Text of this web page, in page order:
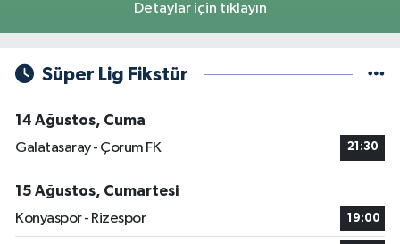
Detaylar için tıklayın
Süper Lig Fikstür
14 Ağustos, Cuma
Galatasaray - Çorum FK
21:30
15 Ağustos, Cumartesi
Konyaspor - Rizespor
19:00